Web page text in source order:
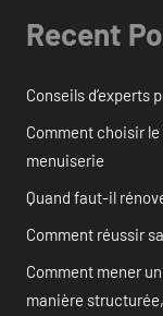
Recent
Conseils d’experts
Comment choisir
menuiserie
Quand faut-il
Comment réussir
Comment mener
manière